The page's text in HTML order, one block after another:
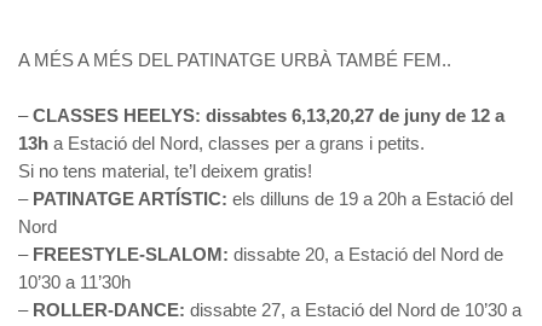
A MÉS A MÉS DEL PATINATGE URBÀ TAMBÉ FEM..
–CLASSES HEELYS: dissabtes 6,13,20,27 de juny de 12 a
13h a Estació del Nord, classes per a grans i petits.
Si no tens material, te’l deixem gratis!
– PATINATGE ARTÍSTIC: els dilluns de 19 a 20h a Estació del
Nord
– FREESTYLE-SLALOM: dissabte 20, a Estació del Nord de
10’30 a 11’30h
– ROLLER-DANCE: dissabte 27, a Estació del Nord de 10’30 a